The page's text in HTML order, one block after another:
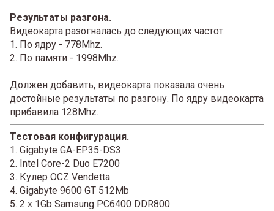
Результаты разгона.
Видеокарта разогналась до следующих частот:
1. По ядру - 778Mhz.
2. По памяти - 1998Mhz.
Должен добавить, видеокарта показала очень
достойные результаты по разгону. По ядру видеокарта
прибавила 128Mhz.
Тестовая конфигурация.
1. Gigabyte GA-EP35-DS3
2. Intel Core-2 Duo E7200
3. Кулер OCZ Vendetta
4. Gigabyte 9600 GT 512Mb
5. 2 x 1Gb Samsung PC6400 DDR800